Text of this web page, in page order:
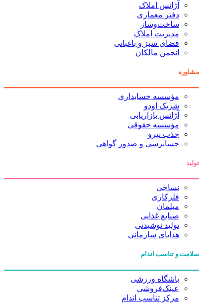
آژانس املاک
دفتر معماری
ساخت‌وساز
مدیریت املاک
فضای سبز و باغبانی
انجمن مالکان
مشاوره
مؤسسه حسابداری
شریک اودو
آژانس بازاریابی
مؤسسه حقوقی
جذب نیرو
حسابرسی و صدور گواهی
تولید
نساجی
فلزکاری
مبلمان
صنایع غذایی
تولید نوشیدنی
هدایای سازمانی
سلامت و تناسب اندام
باشگاه ورزشی
عینک‌فروشی
مرکز تناسب اندام